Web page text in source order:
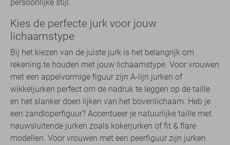
persoonlijke stijl.
Kies de perfecte jurk voor jouw
lichaamstype
Bij het kiezen van de juiste jurk is het belangrijk om
rekening te houden met jouw lichaamstype. Voor vrouwen
met een appelvormige figuur zijn A-lijn jurken of
wikkeljurken perfect om de nadruk te leggen op de taille
en het slanker doen lijken van het bovenlichaam. Heb je
een zandloperfiguur? Accentueer je natuurlijke taille met
nauwsluitende jurken zoals kokerjurken of fit & flare
modellen. Voor vrouwen met een peerfiguur zijn jurken